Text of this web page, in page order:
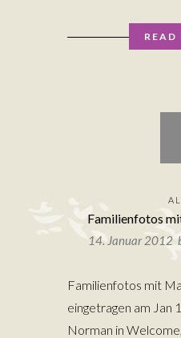
READ
Familienfotos
14. Januar 2012
Familienfotos mit
eingetragen am Jan
Norman in